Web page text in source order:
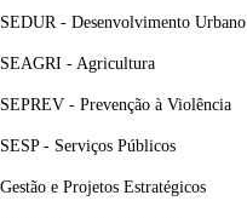
SEDUR - Desenvolvimento Urbano
SEAGRI - Agricultura
SEPREV - Prevenção à Violência
SESP - Serviços Públicos
Gestão e Projetos Estratégicos